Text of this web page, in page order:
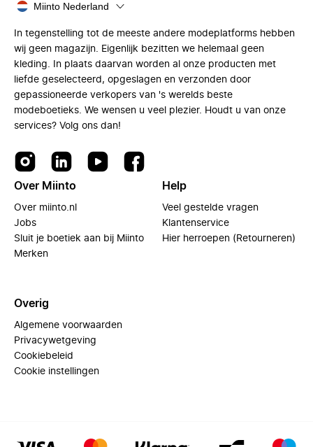
Miinto Nederland
In tegenstelling tot de meeste andere modeplatforms hebben
wij geen magazijn. Eigenlijk bezitten we helemaal geen
kleding. In plaats daarvan worden al onze producten met
liefde geselecteerd, opgeslagen en verzonden door
gepassioneerde verkopers van 's werelds beste
modeboetieks. We wensen u veel plezier. Houdt u van onze
services? Volg ons dan!
Over Miinto
Over miinto.nl
Jobs
Sluit je boetiek aan bij Miinto
Merken
Help
Veel gestelde vragen
Klantenservice
Hier herroepen (Retourneren)
Overig
Algemene voorwaarden
Privacywetgeving
Cookiebeleid
Cookie instellingen